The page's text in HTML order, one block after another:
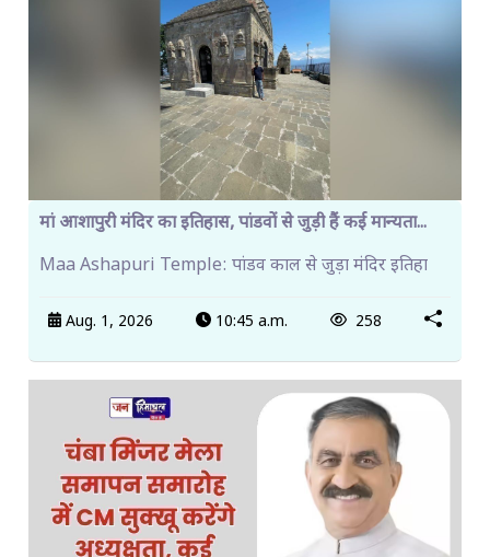
मां आशापुरी मंदिर का इतिहास, पांडवों से जुड़ी हैं कई मान्यता...
Maa Ashapuri Temple: पांडव काल से जुड़ा मंदिर इतिहा
Aug. 1, 2026 10:45 a.m. 258